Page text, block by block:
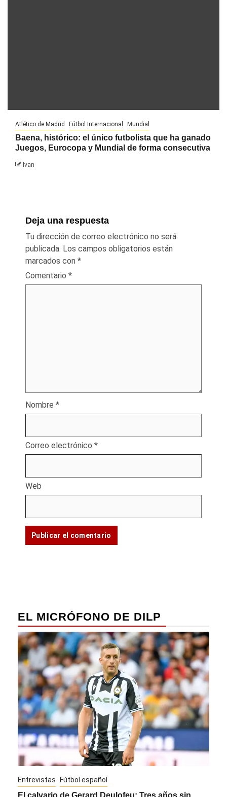
Atlético de Madrid Fútbol Internacional Mundial
Baena, histórico: el único futbolista que ha ganado
Juegos, Eurocopa y Mundial de forma consecutiva
Ivan
Deja una respuesta
Tu dirección de correo electrónico no será
publicada. Los campos obligatorios están
marcados con *
Comentario *
Nombre *
Correo electrónico *
Web
EL MICRÓFONO DE DILP
Entrevistas Fútbol español
El calvario de Gerard Deulofeu: Tres años sin